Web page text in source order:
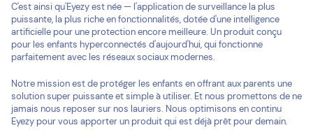
C'est ainsi qu'Eyezy est née — l'application de surveillance la plus
puissante, la plus riche en fonctionnalités, dotée d'une intelligence
artificielle pour une protection encore meilleure. Un produit conçu
pour les enfants hyperconnectés d'aujourd'hui, qui fonctionne
parfaitement avec les réseaux sociaux modernes.
Notre mission est de protéger les enfants en offrant aux parents une
solution super puissante et simple à utiliser. Et nous promettons de ne
jamais nous reposer sur nos lauriers. Nous optimisons en continu
Eyezy pour vous apporter un produit qui est déjà prêt pour demain.